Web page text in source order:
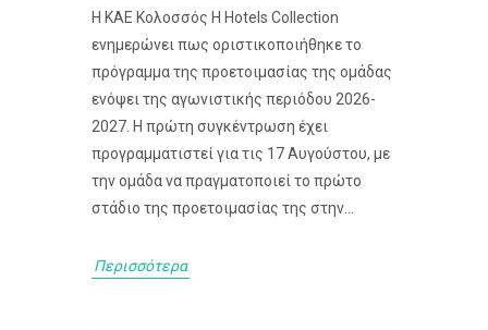
Η ΚΑΕ Κολοσσός H Hotels Collection
ενημερώνει πως οριστικοποιήθηκε το
πρόγραμμα της προετοιμασίας της ομάδας
ενόψει της αγωνιστικής περιόδου 2026-
2027. Η πρώτη συγκέντρωση έχει
προγραμματιστεί για τις 17 Αυγούστου, με
την ομάδα να πραγματοποιεί το πρώτο
στάδιο της προετοιμασίας της στην...
Περισσότερα